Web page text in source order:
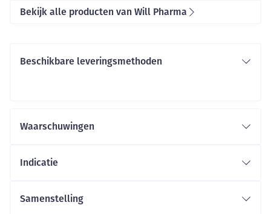
Bekijk alle producten van Will Pharma
Beschikbare leveringsmethoden
Waarschuwingen
Indicatie
Samenstelling